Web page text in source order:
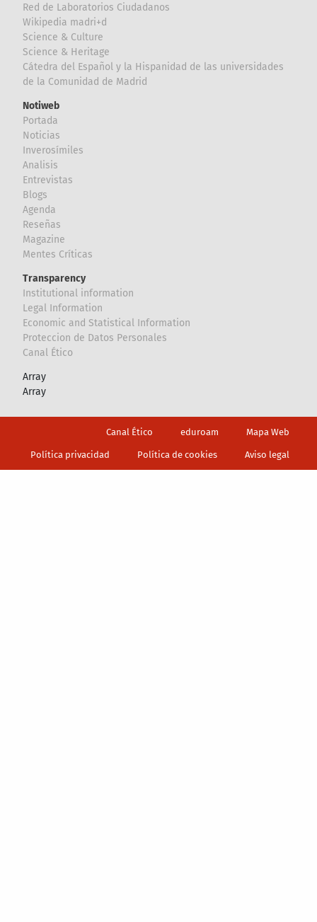
Red de Laboratorios Ciudadanos
Wikipedia madri+d
Science & Culture
Science & Heritage
Cátedra del Español y la Hispanidad de las universidades
de la Comunidad de Madrid
Notiweb
Portada
Noticias
Inverosímiles
Analisis
Entrevistas
Blogs
Agenda
Reseñas
Magazine
Mentes Críticas
Transparency
Institutional information
Legal Information
Economic and Statistical Information
Proteccion de Datos Personales
Canal Ético
Array
Array
Canal Ético eduroam Mapa Web
Política privacidad Política de cookies Aviso legal